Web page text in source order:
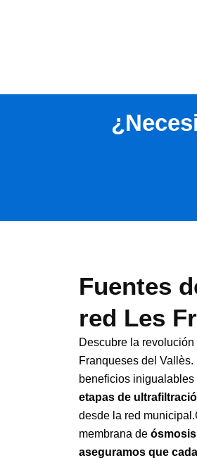
Fuentes
red Les
Descubre la
Franqueses del
beneficios
etapas de
desde la red
membrana de
aseguramos que